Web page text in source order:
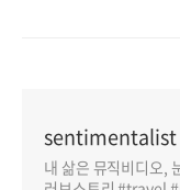
sentimentalist
내 삶은 뮤직비디오,